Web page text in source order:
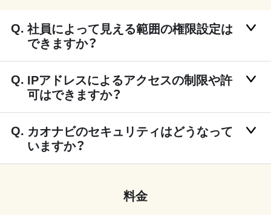
社員によって見える範囲の権限設定は
できますか？
IPアドレスによるアクセスの制限や許
可はできますか？
カオナビのセキュリティはどうなって
いますか？
料金